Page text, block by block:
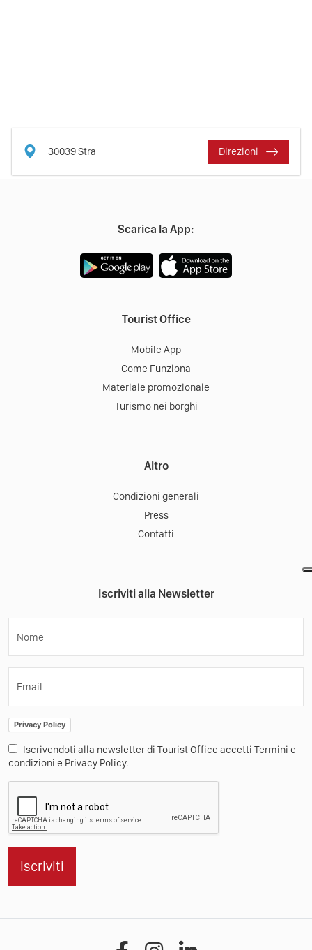
30039Stra Direzioni
Scarica la App:
Tourist Office
Mobile App
Come Funziona
Materiale promozionale
Turismo nei borghi
Altro
Condizioni generali
Press
Contatti
Iscriviti alla Newsletter
Nome
Email
Privacy Policy
Iscrivendoti alla newsletter di Tourist Office accetti Termini e
condizioni e Privacy Policy.
Iscriviti